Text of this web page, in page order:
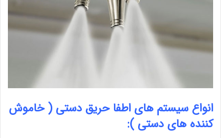
انواع سیستم های اطفا حریق دستی ( خاموش
کننده های دستی ):